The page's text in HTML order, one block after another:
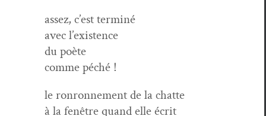
assez, c’est terminé
avec l’existence
du poète
comme péché !
le ron­ron­nement de la chatte
à la fenêtre quand elle écrit